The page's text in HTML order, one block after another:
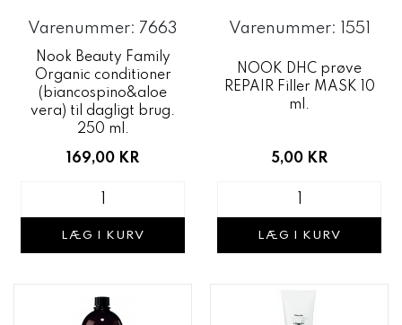
Varenummer: 7663
Nook Beauty Family
Organic conditioner
(biancospino&aloe
vera) til dagligt brug.
250 ml.
169,00 KR
LÆG I KURV
Varenummer: 1551
NOOK DHC prøve
REPAIR Filler MASK 10
ml.
5,00 KR
LÆG I KURV